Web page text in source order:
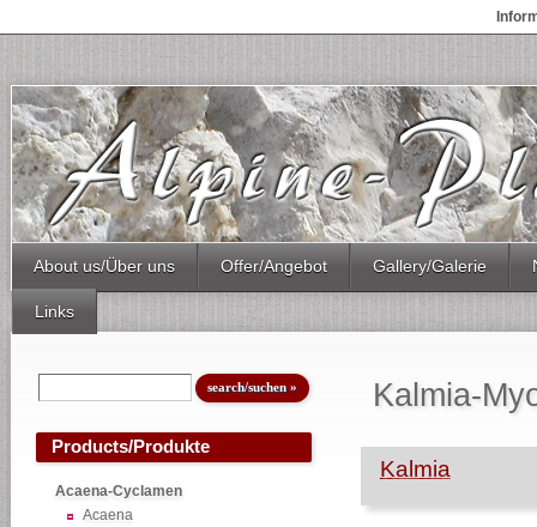
About us/Über uns Offer/Angebot Gallery/Galerie
Links
Products/Produkte
Acaena-Cyclamen
Acaena
Kalmia-
Kalmia